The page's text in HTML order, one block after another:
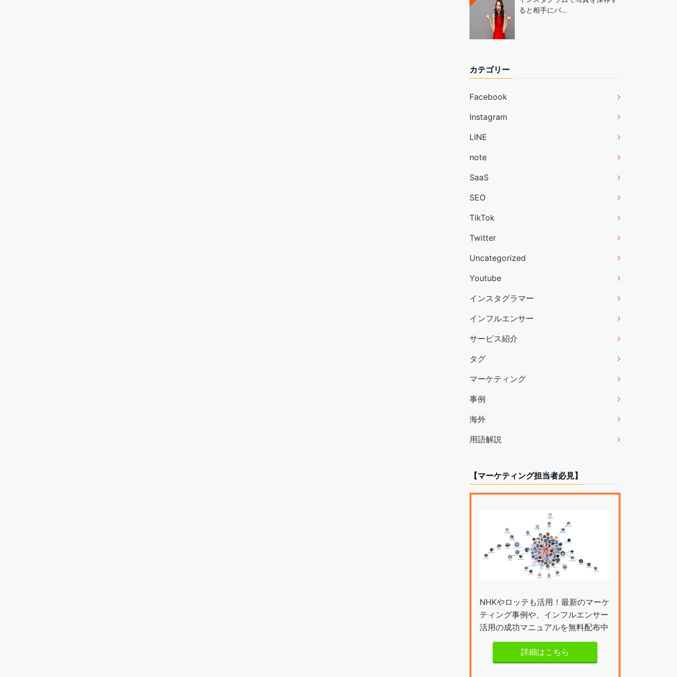
ると相手にバ…
カテゴリー
Facebook
Instagram
LINE
note
SaaS
SEO
TikTok
Twitter
Uncategorized
Youtube
インスタグラマー
インフルエンサー
サービス紹介
タグ
マーケティング
事例
海外
用語解説
【マーケティング担当者必見】
NHKやロッテも活用！最新のマーケ
ティング事例や、インフルエンサー
活用の成功マニュアルを無料配布中
詳細はこちら